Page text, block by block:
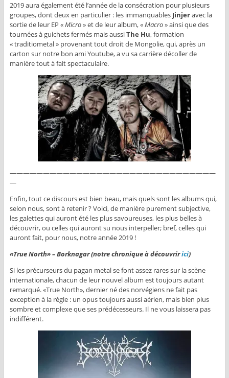
2019 aura également été l’année de la consécration pour plusieurs
groupes, dont deux en particulier : les immanquables Jinjeravec la
sortie de leur EP «Micro» et de leur album, «Macro» ainsi que des
tournées à guichets fermés mais aussiThe Hu, formation
« traditiometal » provenant tout droit de Mongolie, qui, après un
carton sur notre bon ami Youtube, a vu sa carrière décoller de
manière tout à fait spectaculaire.
———————————————————————————————
—
Enfin, tout ce discours est bien beau, mais quels sont les albums qui,
selon nous, sont à retenir ? Voici, de manière purement subjective,
les galettes qui auront été les plus savoureuses, les plus belles à
découvrir, ou celles qui auront su nous interpeller; bref, celles qui
auront fait, pour nous, notre année 2019 !
«True North» – Borknagar (notre chronique à découvririci)
Si les précurseurs du pagan metal se font assez rares sur la scène
internationale, chacun de leur nouvel album est toujours autant
remarqué. «True North», dernier né des norvégiens ne fait pas
exception à la règle : un opus toujours aussi aérien, mais bien plus
sombre et complexe que ses prédécesseurs. Il ne vous laissera pas
indifférent.